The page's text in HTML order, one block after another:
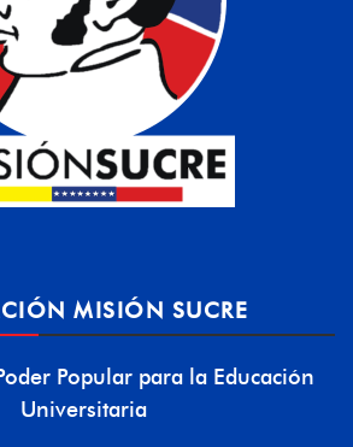
MISIÓN SUCRE
Popular para la Educación
Universitaria